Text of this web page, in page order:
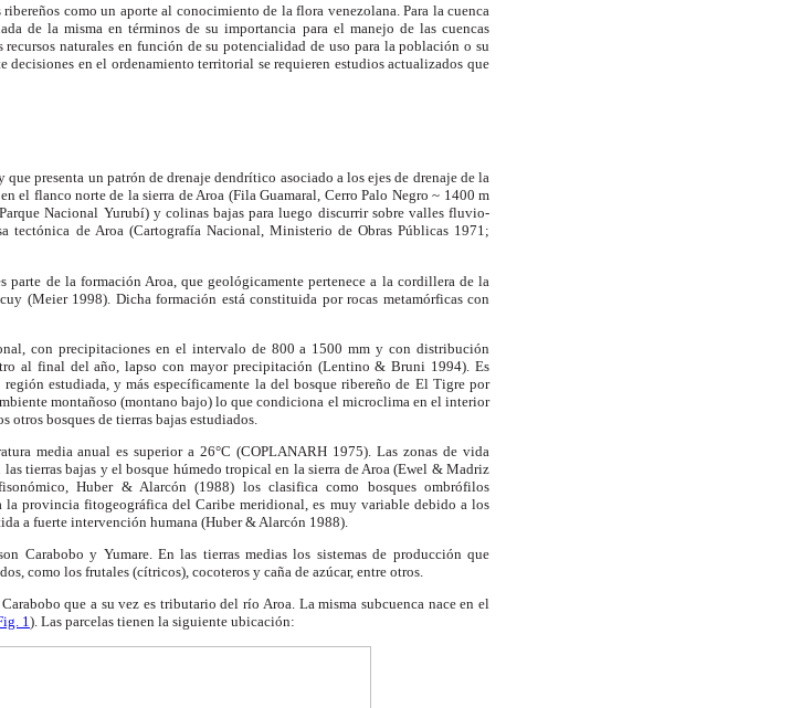
como un aporte al conocimiento de la flora venezolana. Para la cuenca
de la misma en términos de su importancia para el manejo de las cuencas
naturales en función de su potencialidad de uso para la población o su
decisiones en el ordenamiento territorial se requieren estudios actualizados que
presenta un patrón de drenaje dendrítico asociado a los ejes de drenaje de la
el flanco norte de la sierra de Aroa (Fila Guamaral, Cerro Palo Negro ~ 1400 m
Nacional Yurubí) y colinas bajas para luego discurrir sobre valles fluvio-
tectónica de Aroa (Cartografía Nacional, Ministerio de Obras Públicas 1971;
de la formación Aroa, que geológicamente pertenece a la cordillera de la
(Meier 1998). Dicha formación está constituida por rocas metamórficas con
con precipitaciones en el intervalo de 800 a 1500 mm y con distribución
al final del año, lapso con mayor precipitación (Lentino & Bruni 1994). Es
estudiada, y más específicamente la del bosque ribereño de El Tigre por
montañoso (montano bajo) lo que condiciona el microclima en el interior
otros bosques de tierras bajas estudiados.
media anual es superior a26°C (COPLANARH 1975). Las zonas de vida
tierras bajas y el bosque húmedo tropical en la sierra de Aroa (Ewel & Madriz
Huber & Alarcón (1988) los clasifica como bosques ombrófilos
la provincia fitogeográfica del Caribe meridional, es muy variable debido a los
a fuerte intervención humana (Huber & Alarcón 1988).
Carabobo y Yumare. En las tierrasmedias los sistemas de producción que
como los frutales (cítricos), cocoteros y caña de azúcar, entre otros.
que a su vez es tributario del río Aroa. La misma subcuenca nace en el
1). Las parcelas tienen la siguiente ubicación: